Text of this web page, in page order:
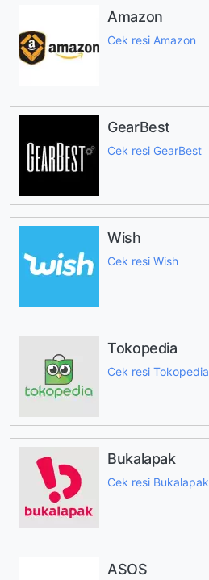
Amazon
Cek resi Amazon
GearBest
Cek resi GearBest
Wish
Cek resi Wish
Tokopedia
Cek resi Tokopedia
Bukalapak
Cek resi Bukalapak
ASOS